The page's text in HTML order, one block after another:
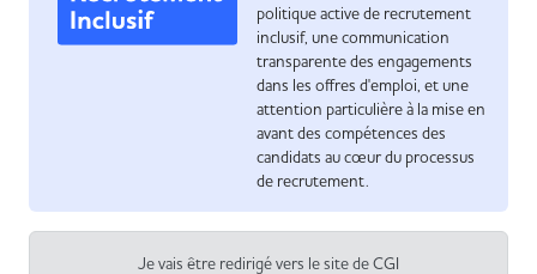
politique active de recrutement
inclusif, une communication
transparente des engagements
dans les offres d'emploi, et une
attention particulière à la mise en
avant des compétences des
candidats au cœur du processus
de recrutement.
Je vais être redirigé vers le site de CGI